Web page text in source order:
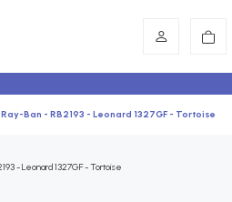
Ray-Ban - RB2193 - Leonard 1327GF - Tortoise